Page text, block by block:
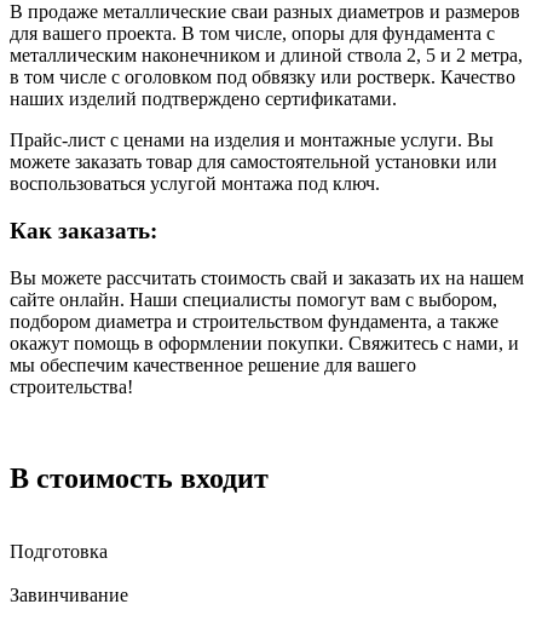
В продаже металлические сваи разных диаметров и размеров
для вашего проекта. В том числе, опоры для фундамента с
металлическим наконечником и длиной ствола 2, 5 и 2 метра,
в том числе с оголовком под обвязку или ростверк. Качество
наших изделий подтверждено сертификатами.
Прайс-лист с ценами на изделия и монтажные услуги. Вы
можете заказать товар для самостоятельной установки или
воспользоваться услугой монтажа под ключ.
Как заказать:
Вы можете рассчитать стоимость свай и заказать их на нашем
сайте онлайн. Наши специалисты помогут вам с выбором,
подбором диаметра и строительством фундамента, а также
окажут помощь в оформлении покупки. Свяжитесь с нами, и
мы обеспечим качественное решение для вашего
строительства!
В стоимость входит
Подготовка
Завинчивание